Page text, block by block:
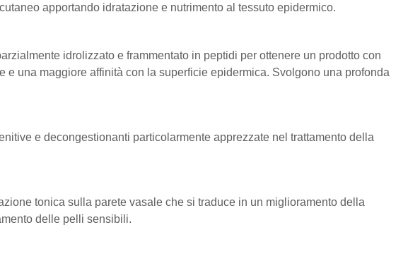
apportando idratazione e nutrimento al tessuto epidermico.
idrolizzato e frammentato in peptidi per ottenere un prodotto con
e una maggiore affinità con la superficie epidermica. Svolgono una profonda
e decongestionanti particolarmente apprezzate nel trattamento della
tonica sulla parete vasale che si traduce in un miglioramento della
delle pelli sensibili.